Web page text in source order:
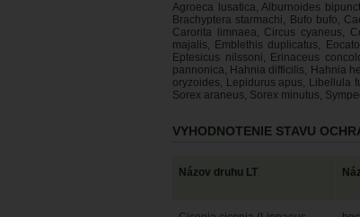
Agroeca lusatica, Alburnoides
Brachyptera starmachi, Bufo bufo,
Carorita limnaea, Circus cyaneus,
majalis, Emblethis duplicatus,
Eptesicus nilssoni, Erinaceus
pannonica, Hahnia difficilis, Hahnia
oryzoides, Lepidurus apus, Libellula
Sorex araneus, Sorex minutus,
VYHODNOTENIE STAVU
Názov druhu LT